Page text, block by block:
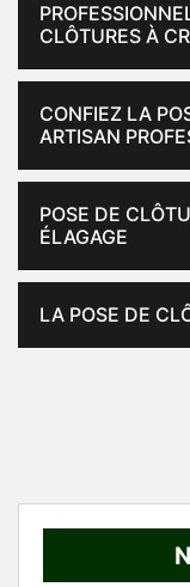
CLÔTURES À
CONFIEZ LA
ARTISAN
POSE DE
ÉLAGAGE
LA POSE DE